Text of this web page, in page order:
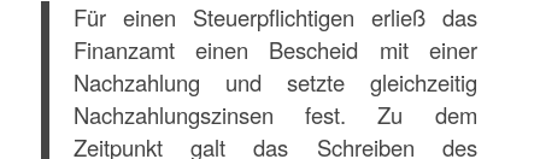
Für einen Steuerpflichtigen erließ das
Finanzamt einen Bescheid mit einer
Nachzahlung und setzte gleichzeitig
Nachzahlungszinsen fest. Zu dem
Zeitpunkt galt das Schreiben des